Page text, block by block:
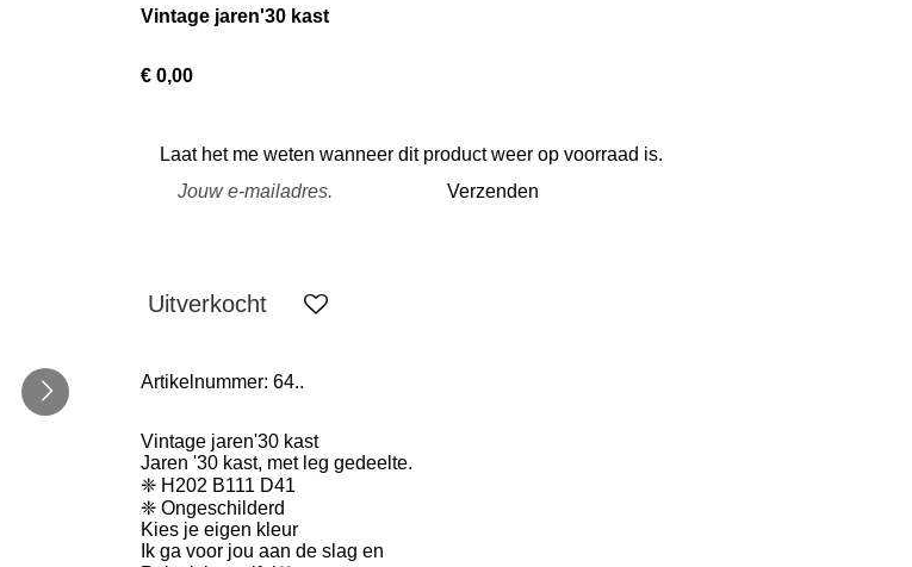
Vintage jaren'30 kast
€ 0,00
Laat het me weten wanneer dit product weer op voorraad is.
Verzenden
Uitverkocht
Artikelnummer: 64..
Vintage jaren'30 kast
Jaren '30 kast, met leg gedeelte.
❈ H202 B111 D41
❈ Ongeschilderd
Kies je eigen kleur
Ik ga voor jou aan de slag en